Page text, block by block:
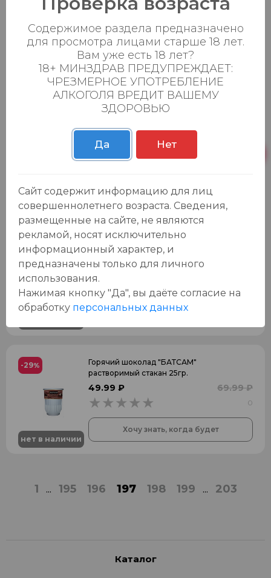
нет в наличии
бел. сух. 0,75л. 12,5%
0
Хочу знать, когда будет
нет в наличии
Вино орд. сорт. "Пино Гриджо делле
Венеция Джеографико" бел. сух. 0,75л.
1 079.99 ₽
Хочу знать, когда будет
-12 %
Вино орд. сорт. "Курикано Карменер"
кр. сух. 0,75л. 12,5%
699.99 ₽
Хочу знать, когда будет
-29%
нет в наличии
Горячий шоколад "БАТСАМ"
растворимый стакан 25гр.
49.99 ₽ 69.99 ₽
0
Хочу знать, когда будет
1 ... 195 196 197 198 199 ... 203
Каталог
Содержимое раздела предназначено
для просмотра лицами старше 18 лет.
Вам уже есть 18 лет?
18+ МИНЗДРАВ ПРЕДУПРЕЖДАЕТ:
ЧРЕЗМЕРНОЕ УПОТРЕБЛЕНИЕ
АЛКОГОЛЯ ВРЕДИТ ВАШЕМУ
ЗДОРОВЬЮ
Да Нет
Сайт содержит информацию для лиц
совершеннолетнего возраста. Сведения,
размещенные на сайте, не являются
рекламой, носят исключительно
информационный характер, и
предназначены только для личного
использования.
Нажимая кнопку "Да", вы даёте cогласие на
обработку персональных данных